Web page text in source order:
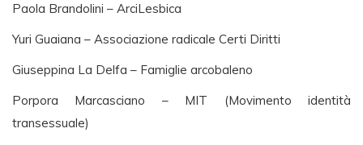
Paola Brandolini – ArciLesbica
Yuri Guaiana – Associazione radicale Certi Diritti
Giuseppina La Delfa – Famiglie arcobaleno
Porpora Marcasciano – MIT (Movimento identità
transessuale)